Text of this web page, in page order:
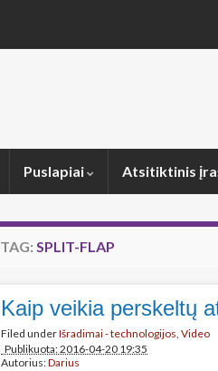
Puslapiai Atsitiktinis
TAG: SPLIT-FLAP
Kaip veikia perskeltų
Filed underIšradimai - technologijos, Video
Publikuota: 2016-04-20 19:35
Autorius:Darius